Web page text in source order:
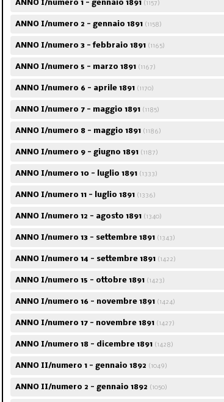
ANNO I/numero 1 - gennaio 1891 (1157)
ANNO I/numero 2 - gennaio 1891 (1158)
ANNO I/numero 3 - febbraio 1891 (1165)
ANNO I/numero 5 - marzo 1891 (1167)
ANNO I/numero 6 - aprile 1891 (1170)
ANNO I/numero 7 - maggio 1891 (1185)
ANNO I/numero 8 - maggio 1891 (1186)
ANNO I/numero 9 - giugno 1891 (1187)
ANNO I/numero 10 - luglio 1891 (1333)
ANNO I/numero 11 - luglio 1891 (1336)
ANNO I/numero 12 - agosto 1891 (1340)
ANNO I/numero 13 - settembre 1891 (1343)
ANNO I/numero 14 - settembre 1891 (1422)
ANNO I/numero 15 - ottobre 1891 (1423)
ANNO I/numero 16 - novembre 1891 (1424)
ANNO I/numero 17 - novembre 1891 (1427)
ANNO I/numero 18 - dicembre 1891 (1428)
ANNO II/numero 1 - gennaio 1892 (1049)
ANNO II/numero 2 - gennaio 1892 (1050)
ABC